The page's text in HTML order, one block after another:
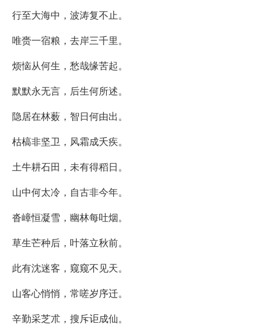
行至大海中，波涛复不止。
唯赍一宿粮，去岸三千里。
烦恼从何生，愁哉缘苦起。
默默永无言，后生何所述。
隐居在林薮，智日何由出。
枯槁非坚卫，风霜成夭疾。
土牛耕石田，未有得稻日。
山中何太冷，自古非今年。
沓嶂恒凝雪，幽林每吐烟。
草生芒种后，叶落立秋前。
此有沈迷客，窥窥不见天。
山客心悄悄，常嗟岁序迁。
辛勤采芝朮，搜斥讵成仙。